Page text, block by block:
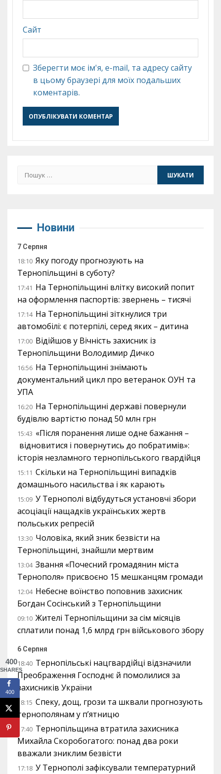
Сайт
Зберегти моє ім'я, e-mail, та адресу сайту
в цьому браузері для моїх подальших
коментарів.
Пошук:
Новини
7 Серпня
18:10 Яку погоду прогнозують на
Тернопільщині в суботу?
17:41 На Тернопільщині влітку високий попит
на оформлення паспортів: звернень – тисячі
17:14 На Тернопільщині зіткнулися три
автомобілі: є потерпілі, серед яких – дитина
17:00 Відійшов у Вічність захисник із
Тернопільщини Володимир Дичко
16:56 На Тернопільщині знімають
документальний цикл про ветеранок ОУН та
УПА
16:20 На Тернопільщині державі повернули
будівлю вартістю понад 50 млн грн
15:43 «Після поранення лише одне бажання –
відновитися і повернутись до побратимів»:
історія незламного тернопільського гвардійця
15:11 Скільки на Тернопільщині випадків
домашнього насильства і як карають
15:09 У Тернополі відбудуться установчі збори
асоціації нащадків українських жертв
польських репресій
13:30 Чоловіка, який зник безвісти на
Тернопільщині, знайшли мертвим
13:04 Звання «Почесний громадянин міста
Тернополя» присвоєно 15 мешканцям громади
12:04 Небесне воїнство поповнив захисник
Богдан Сосінський з Тернопільщини
09:10 Жителі Тернопільщини за сім місяців
сплатили понад 1,6 млрд грн військового збору
6 Серпня
18:40 Тернопільські нацгвардійці відзначили
Преображення Господнє й помолилися за
захисників України
18:15 Спеку, дощ, грози та шквали прогнозують
тернополянам у п’ятницю
17:40 Тернопільщина втратила захисника
Михайла Скоробогатого: понад два роки
вважали зниклим безвісти
17:18 У Тернополі зафіксували температурний
400
SHARES
400